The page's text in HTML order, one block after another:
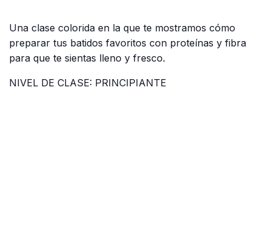
Una clase colorida en la que te mostramos cómo
preparar tus batidos favoritos con proteínas y fibra
para que te sientas lleno y fresco.
NIVEL DE CLASE: PRINCIPIANTE